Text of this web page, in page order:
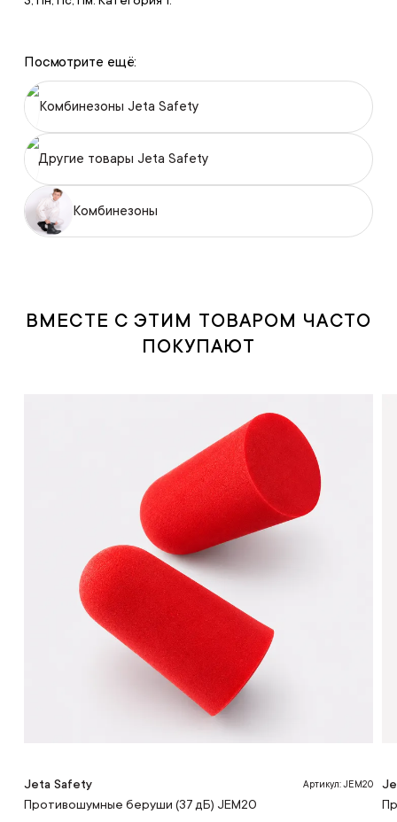
Посмотрите ещё:
Комбинезоны Jeta Safety
Другие товары Jeta Safety
Комбинезоны
ВМЕСТЕ С ЭТИМ ТОВАРОМ ЧАСТО
ПОКУПАЮТ
Jeta Safety Артикул: JEM20
Противошумные беруши (37 дБ) JEM20